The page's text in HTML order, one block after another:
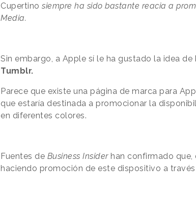
Cupertino siempre ha sido bastante reacia a
Media.
Sin embargo, a Apple sí le ha gustado la idea de
Tumblr.
Parece que existe una página de marca para
que estaría destinada a promocionar la
en diferentes colores.
Fuentes de Business Insiderhan confirmado que,
haciendo promoción de este dispositivo a través